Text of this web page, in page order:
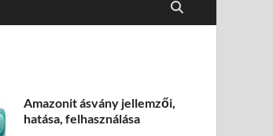
Amazonit ásvány jellemzői,
hatása, felhasználása